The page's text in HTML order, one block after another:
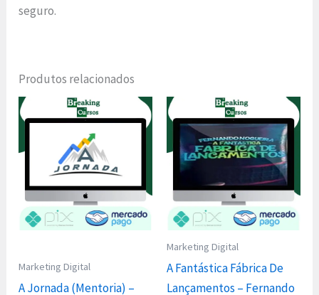
seguro.
Produtos relacionados
Marketing Digital
A Jornada (Mentoria) –
Marketing Digital
A Fantástica Fábrica De
Lançamentos – Fernando